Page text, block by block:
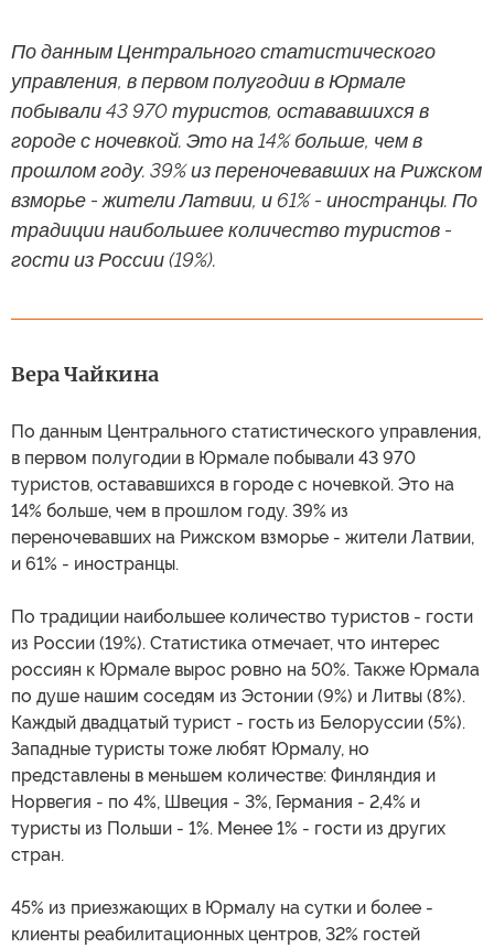
По данным Центрального статистического
управления, в первом полугодии в Юрмале
побывали 43 970 туристов, остававшихся в
городе с ночевкой. Это на 14% больше, чем в
прошлом году. 39% из переночевавших на Рижском
взморье - жители Латвии, и 61% - иностранцы. По
традиции наибольшее количество туристов -
гости из России (19%).
Вера Чайкина
По данным Центрального статистического управления,
в первом полугодии в Юрмале побывали 43 970
туристов, остававшихся в городе с ночевкой. Это на
14% больше, чем в прошлом году. 39% из
переночевавших на Рижском взморье - жители Латвии,
и 61% - иностранцы.
По традиции наибольшее количество туристов - гости
из России (19%). Статистика отмечает, что интерес
россиян к Юрмале вырос ровно на 50%. Также Юрмала
по душе нашим соседям из Эстонии (9%) и Литвы (8%).
Каждый двадцатый турист - гость из Белоруссии (5%).
Западные туристы тоже любят Юрмалу, но
представлены в меньшем количестве: Финляндия и
Норвегия - по 4%, Швеция - 3%, Германия - 2,4% и
туристы из Польши - 1%. Менее 1% - гости из других
стран.
45% из приезжающих в Юрмалу на сутки и более -
клиенты реабилитационных центров, 32% гостей